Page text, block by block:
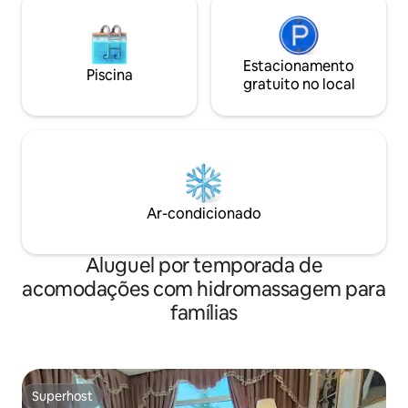
Piscina
Estacionamento
gratuito no local
Ar-condicionado
Aluguel por temporada de
acomodações com hidromassagem para
famílias
Superhost
Superhost